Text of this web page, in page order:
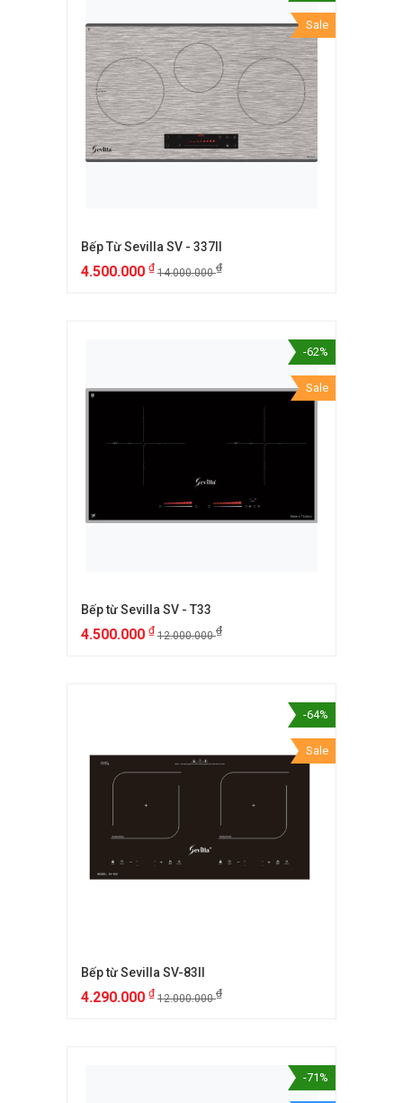
Sale
Bếp Từ Sevilla SV - 337II
4.500.000 ₫ 14.000.000₫
-62%
Sale
Bếp từ Sevilla SV - T33
4.500.000 ₫ 12.000.000₫
-64%
Sale
Bếp từ Sevilla SV-83II
4.290.000 ₫ 12.000.000₫
-71%